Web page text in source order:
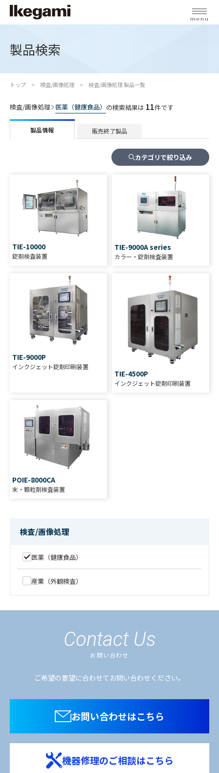
menu
製品検索
トップ 検査/画像処理 検査/画像処理 製品一覧
検査/画像処理 医薬（健康食品） の検索結果は 11件です
製品情報 販売終了製品
カテゴリで絞り込み
TIE-10000
錠剤検査装置
TIE-9000A series
カラー・錠剤検査装置
TIE-9000P
インクジェット錠剤印刷装置
TIE-4500P
インクジェット錠剤印刷装置
POIE-8000CA
末・顆粒剤検査装置
X線錠剤内部検査装置
POIE-8000C
カラー末・顆粒剤検査装置
TIE-5010
検査/画像処理
医薬（健康食品）
産業（外観検査）
Contact Us
お問い合わせ
ご希望の要望に合わせてお問い合わせください。
お問い合わせはこちら
機器修理のご相談はこちら